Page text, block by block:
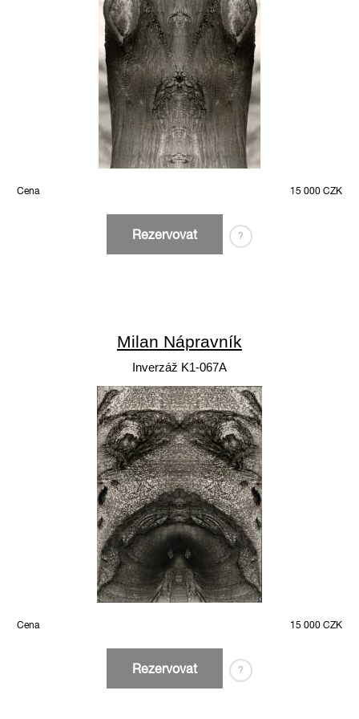
Cena 15 000 CZK
Rezervovat ?
Milan Nápravník
Inverzáž K1-067A
Cena 15 000 CZK
Rezervovat ?